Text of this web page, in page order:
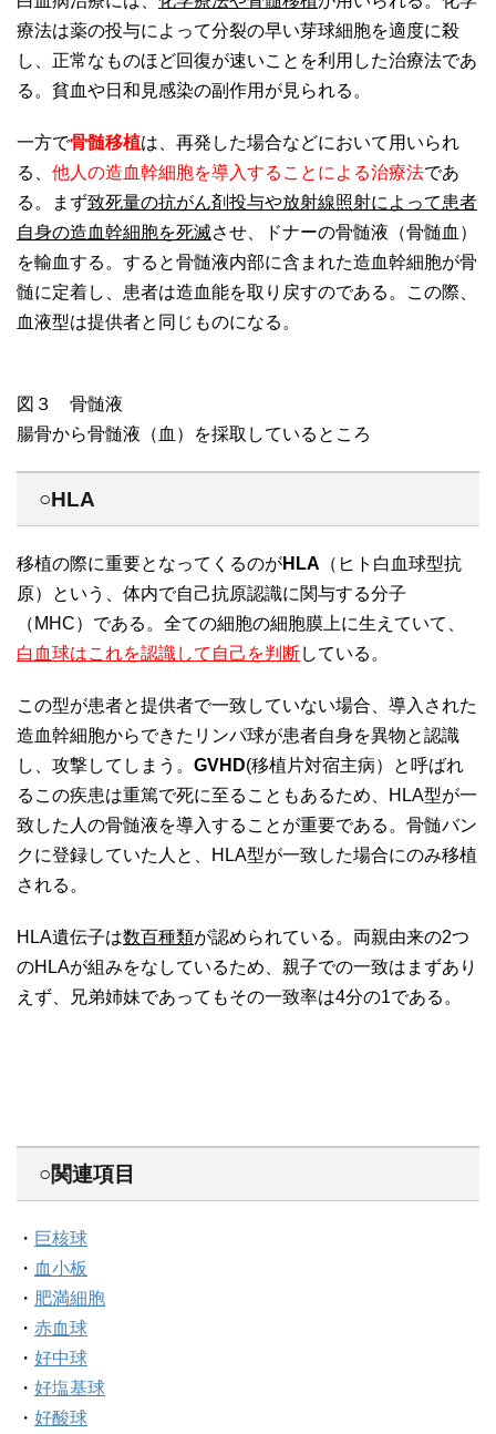
療法は薬の投与によって分裂の早い芽球細胞を適度に殺
し、正常なものほど回復が速いことを利用した治療法であ
る。貧血や日和見感染の副作用が見られる。
一方で骨髄移植は、再発した場合などにおいて用いられ
る、 他人の造血幹細胞を導入することによる治療法であ
る。まず致死量の抗がん剤投与や放射線照射によって患者
自身の造血幹細胞を死滅させ、ドナーの骨髄液（骨髄血）
を輸血する。すると骨髄液内部に含まれた造血幹細胞が骨
髄に定着し、患者は造血能を取り戻すのである。この際、
血液型は提供者と同じものになる。
図３ 骨髄液
腸骨から骨髄液（血）を採取しているところ
○HLA
移植の際に重要となってくるのがHLA （ヒト白血球型抗
原）という、体内で自己抗原認識に関与する分子
（MHC）である。全ての細胞の細胞膜上に生えていて、
白血球はこれを認識して自己を判断している。
この型が患者と提供者で一致していない場合、導入された
造血幹細胞からできたリンパ球が患者自身を異物と認識
し、攻撃してしまう。 GVHD(移植片対宿主病）と呼ばれ
るこの疾患は重篤で死に至ることもあるため、HLA型が一
致した人の骨髄液を導入することが重要である。骨髄バン
クに登録していた人と、HLA型が一致した場合にのみ移植
される。
HLA遺伝子は数百種類が認められている。両親由来の2つ
のHLAが組みをなしているため、親子での一致はまずあり
えず、兄弟姉妹であってもその一致率は4分の1である。
○関連項目
・ 巨核球
・ 血小板
・ 肥満細胞
・ 赤血球
・ 好中球
・ 好塩基球
・ 好酸球